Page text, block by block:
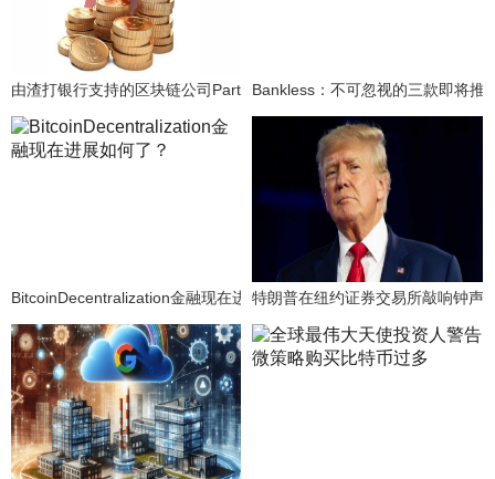
由渣打银行支持的区块链公司Partior成功完成6000万美元的B轮融资。
Bankless：不可忽视的三款即将推
BitcoinDecentralization金融现在进展如何了？特朗普在纽约证券交易所敲响钟声